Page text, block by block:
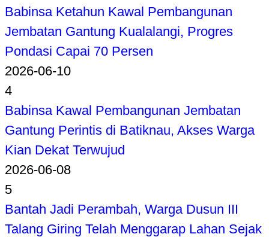
Babinsa Ketahun Kawal Pembangunan
Jembatan Gantung Kualalangi, Progres
Pondasi Capai 70 Persen
2026-06-10
4
Babinsa Kawal Pembangunan Jembatan
Gantung Perintis di Batiknau, Akses Warga
Kian Dekat Terwujud
2026-06-08
5
Bantah Jadi Perambah, Warga Dusun III
Talang Giring Telah Menggarap Lahan Sejak